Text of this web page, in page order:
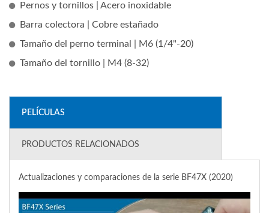
Pernos y tornillos | Acero inoxidable
Barra colectora | Cobre estañado
Tamaño del perno terminal | M6 (1/4"-20)
Tamaño del tornillo | M4 (8-32)
PELÍCULAS
PRODUCTOS RELACIONADOS
Actualizaciones y comparaciones de la serie BF47X (2020)